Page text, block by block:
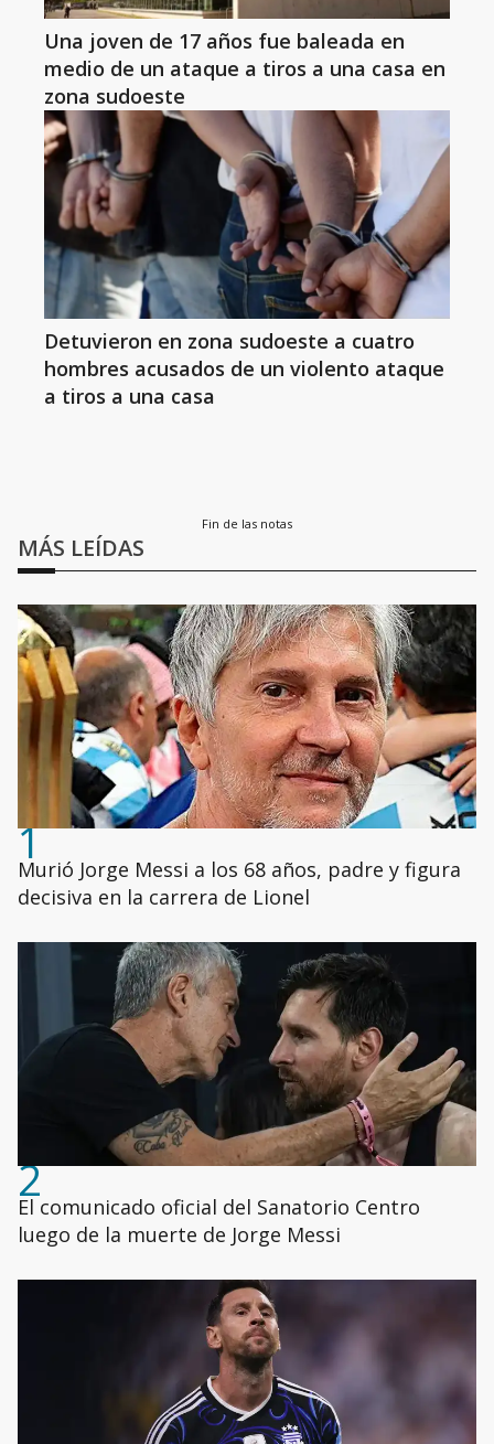
Una joven de 17 años fue baleada en
medio de un ataque a tiros a una casa en
zona sudoeste
Detuvieron en zona sudoeste a cuatro
hombres acusados de un violento ataque
a tiros a una casa
Fin de las notas
MÁS LEÍDAS
1
Murió Jorge Messi a los 68 años, padre y figura
decisiva en la carrera de Lionel
2
El comunicado oficial del Sanatorio Centro
luego de la muerte de Jorge Messi